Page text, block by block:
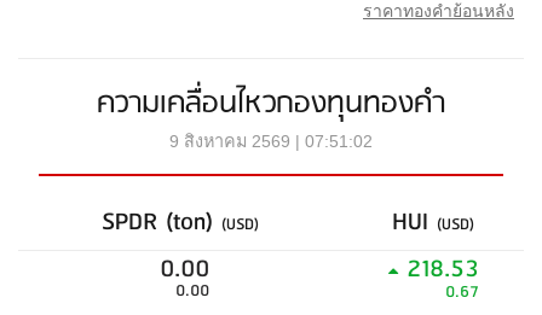
ราคาทองคำย้อนหลัง
ความเคลื่อนไหวกองทุนทองคำ
9 สิงหาคม 2569 | 07:51:02
SPDR (ton) (USD) HUI (USD)
0.00
0.00
218.53
0.67